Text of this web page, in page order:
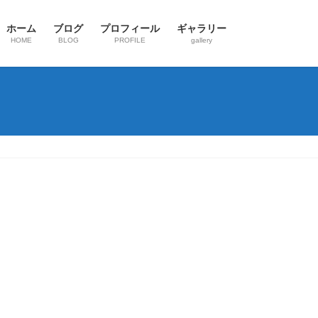
ホーム
HOME
ブログ
BLOG
プロフィール
PROFILE
ギャラリー
gallery